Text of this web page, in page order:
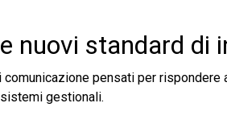
nuovi standard di
pensati per rispondere
gestionali.